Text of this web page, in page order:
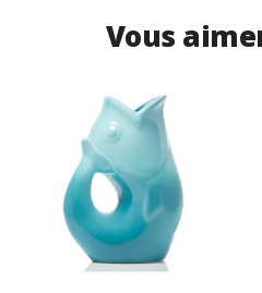
Vous